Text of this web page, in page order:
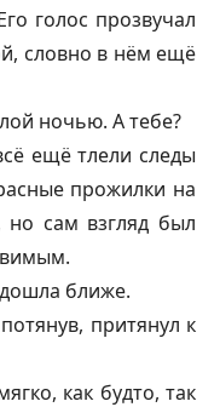
голос прозвучал
словно в нём ещё
ночью. А тебе?
ещё тлели следы
прожилки на
но сам взгляд был
ближе.
притянул к
как будто, так